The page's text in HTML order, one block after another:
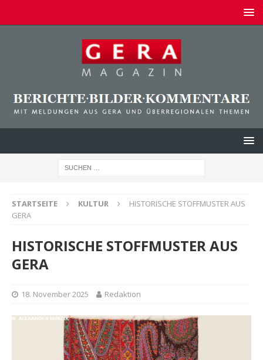
STARTSEITE KULTUR
HISTORISCHE STOFFMUSTER AUS
GERA
HISTORISCHE STOFFMUSTER AUS
GERA
18. November 2025 Redaktion